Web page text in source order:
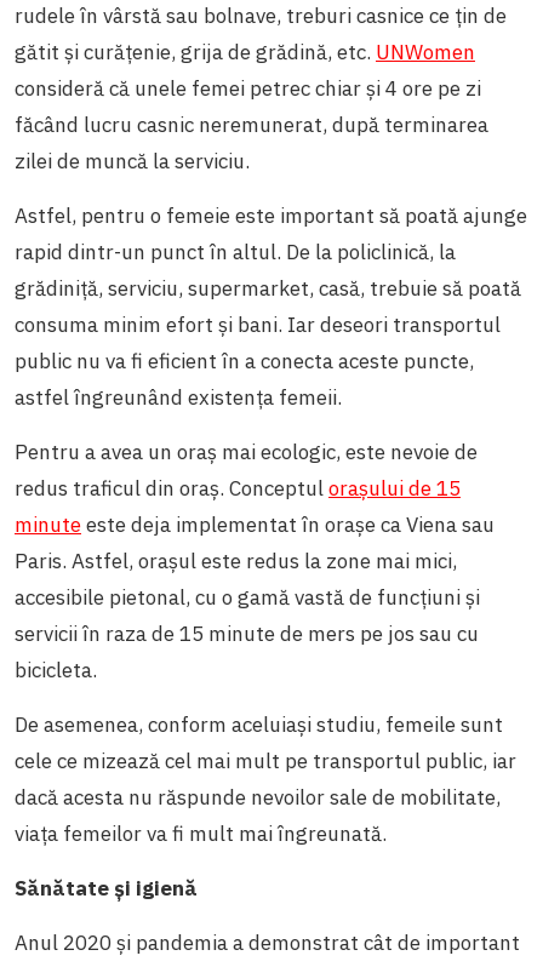
rudele în vârstă sau bolnave, treburi casnice ce țin de
gătit și curățenie, grija de grădină, etc. UNWomen
consideră că unele femei petrec chiar și 4 ore pe zi
făcând lucru casnic neremunerat, după terminarea
zilei de muncă la serviciu.
Astfel, pentru o femeie este important să poată ajunge
rapid dintr-un punct în altul. De la policlinică, la
grădiniță, serviciu, supermarket, casă, trebuie să poată
consuma minim efort și bani. Iar deseori transportul
public nu va fi eficient în a conecta aceste puncte,
astfel îngreunând existența femeii.
Pentru a avea un oraș mai ecologic, este nevoie de
redus traficul din oraș. Conceptulorașului de 15
minuteeste deja implementat în orașe ca Viena sau
Paris. Astfel, orașul este redus la zone mai mici,
accesibile pietonal, cu o gamă vastă de funcțiuni și
servicii în raza de 15 minute de mers pe jos sau cu
bicicleta.
De asemenea, conform aceluiași studiu, femeile sunt
cele ce mizează cel mai mult pe transportul public, iar
dacă acesta nu răspunde nevoilor sale de mobilitate,
viața femeilor va fi mult mai îngreunată.
Sănătate și igienă
Anul 2020 și pandemia a demonstrat cât de important